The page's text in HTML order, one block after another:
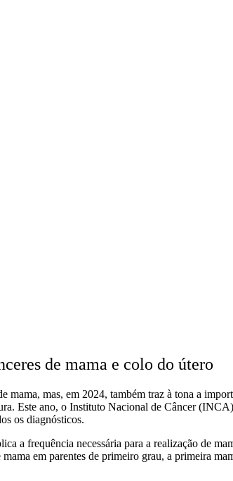
de mama e colo do útero
mama, mas, em 2024, também traz à tona a
Este ano, o Instituto Nacional de Câncer
os diagnósticos.
a frequência necessária para a realização de
em parentes de primeiro grau, a primeira